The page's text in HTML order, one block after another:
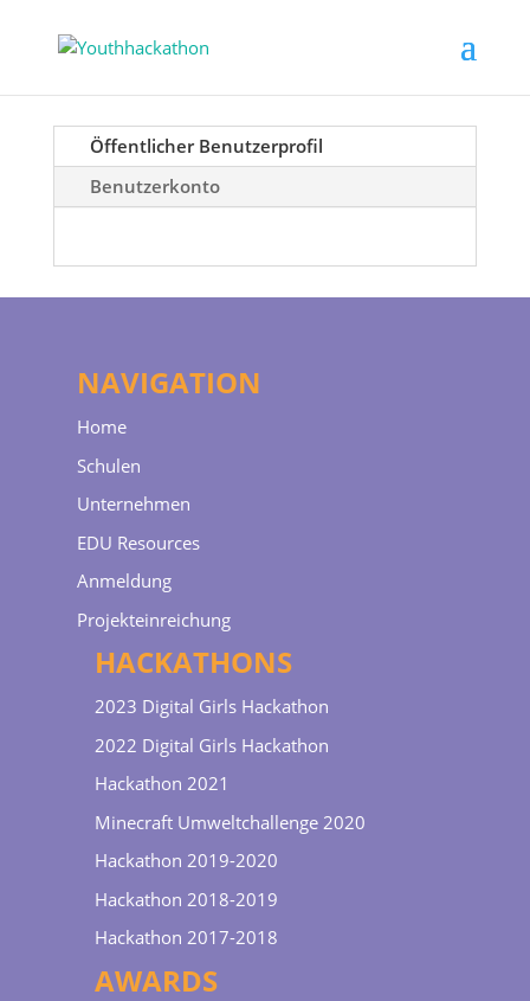
Öffentlicher Benutzerprofil
Benutzerkonto
NAVIGATION
Home
Schulen
Unternehmen
EDU Resources
Anmeldung
Projekteinreichung
HACKATHONS
2023 Digital Girls Hackathon
2022 Digital Girls Hackathon
Hackathon 2021
Minecraft Umweltchallenge 2020
Hackathon 2019-2020
Hackathon 2018-2019
Hackathon 2017-2018
AWARDS